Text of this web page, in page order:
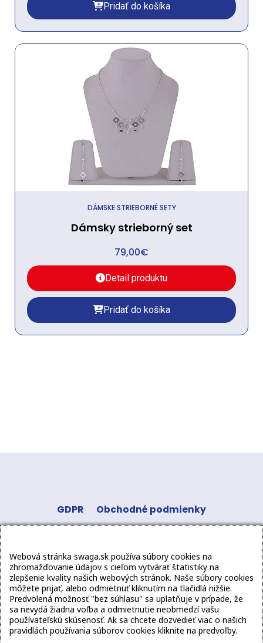
Pridať do košíka
DÁMSKE STRIEBORNÉ SETY
Dámsky strieborný set
79,00€
Detail produktu
Pridať do košíka
GDPR Obchodné podmienky
Sledujte
nás:
Webová stránka swaga.sk používa súbory cookies na
zhromažďovanie údajov s cieľom vytvárať štatistiky na
zlepšenie kvality našich webových stránok. Naše súbory cookies
môžete prijať, alebo odmietnuť kliknutím na tlačidlá nižšie.
Predvolená možnosť "bez súhlasu" sa uplatňuje v prípade, že
sa nevydá žiadna voľba a odmietnutie neobmedzí vašu
používateľskú skúsenosť. Ak sa chcete dozvedieť viac o našich
pravidlách používania súborov cookies kliknite na predvoľby.